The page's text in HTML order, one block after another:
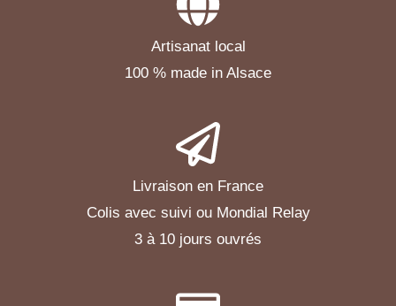
Artisanat local
100 % made in Alsace
Livraison en France
Colis avec suivi ou Mondial Relay
3 à 10 jours ouvrés